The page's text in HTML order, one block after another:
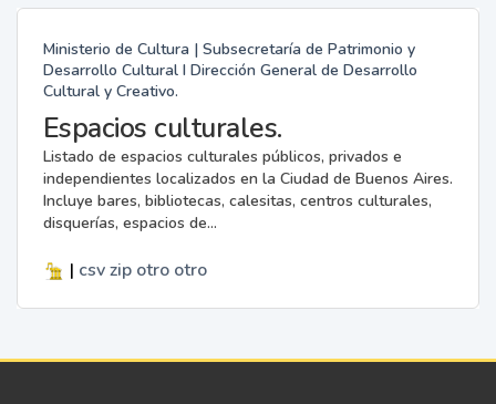
Ministerio de Cultura | Subsecretaría de Patrimonio y
Desarrollo Cultural I Dirección General de Desarrollo
Cultural y Creativo.
Espacios culturales.
Listado de espacios culturales públicos, privados e
independientes localizados en la Ciudad de Buenos Aires.
Incluye bares, bibliotecas, calesitas, centros culturales,
disquerías, espacios de...
| csv zip otro otro